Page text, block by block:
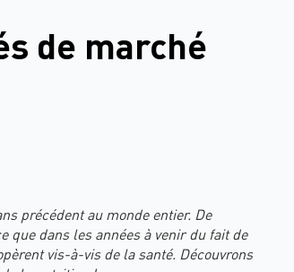
de marché
précédent au monde entier. De
que dans les années à venir du fait de
vis-à-vis de la santé. Découvrons